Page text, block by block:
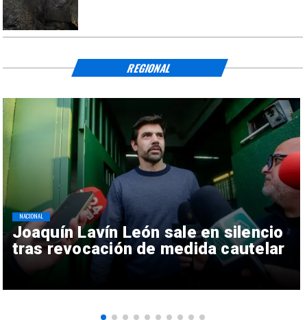
Joaquín Lavín León sale en silencio
tras revocación de medida cautelar
NACIONAL
REGIONAL